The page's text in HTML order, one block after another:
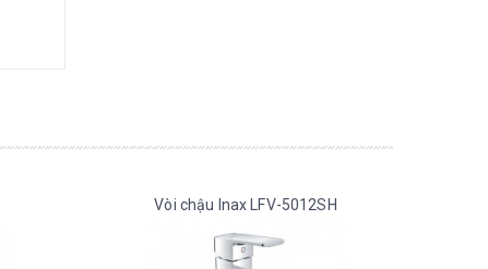
Vòi chậu Inax LFV-5012SH